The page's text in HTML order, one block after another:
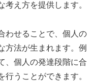
考え方を提供します。
わせることで、個人の
方法が生まれます。例
、個人の発達段階に合
うことができます。